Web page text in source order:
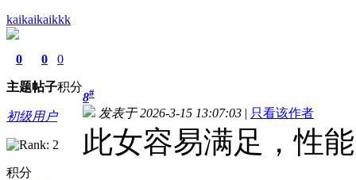
kaikaikaikkk
0
主题
0
帖子
0
积分
初级用户
积分
8#
发表于 2026-3-15 13:07:03 | 只看该作者
此女容易满足，性